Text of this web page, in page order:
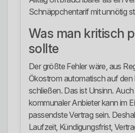
Schnäppchentarif mit unnötig
Was man kritisch
sollte
Der größte Fehler wäre, aus
Ökostrom automatisch auf den
schließen. Das ist Unsinn.
kommunaler Anbieter kann im
passendste Vertrag sein.
Laufzeit, Kündigungsfrist,